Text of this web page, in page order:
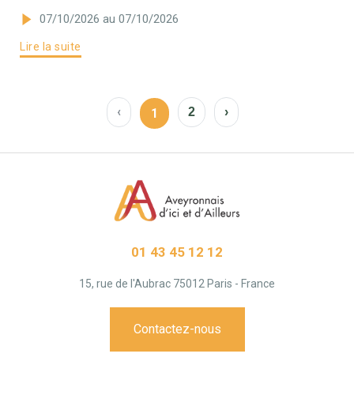
07/10/2026 au 07/10/2026
Lire la suite
‹ 1 2 ›
01 43 45 12 12
15, rue de l'Aubrac 75012 Paris - France
Contactez-nous